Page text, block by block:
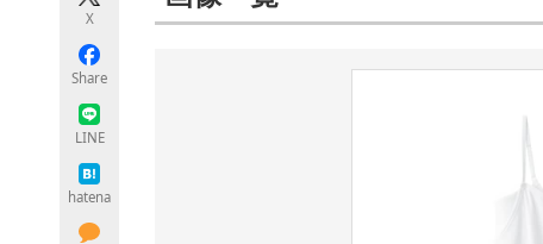
ちょっと気になるネットの話題
X
Share
LINE
hatena